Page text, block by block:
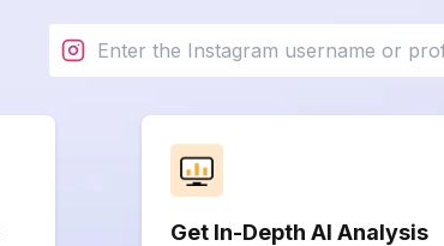
Get In-Depth AI Analysis